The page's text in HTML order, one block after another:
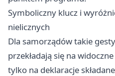
Symboliczny klucz i
nielicznych
Dla samorządów takie
przekładają się na
tylko na deklaracje